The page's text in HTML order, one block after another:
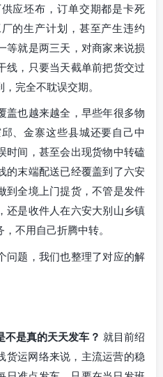
应坯布，订单交期都是卡死
的生产计划，甚至产生违约
等就是两三天，对商家来说损
线，只要当天截单前把货交过
完全不耽误交期。
盖也越来越全，早些年很多物
、金寨这些县城还要自己中
时间，甚至会出现货物中转磕
的末端配送已经覆盖到了六安
到全境上门提货，不管是发件
还是收件人在六安大别山乡镇
不用自己折腾中转。
问题，我们也整理了对应的解
不是真的天天发车？ 就目前绍
货运网络来说，主流运营的稳